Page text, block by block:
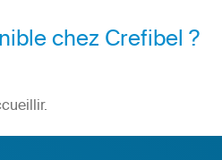
chez Crefibel ?